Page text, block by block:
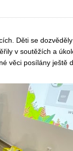
Děti se
v soutěžích a
věci posílány ještě